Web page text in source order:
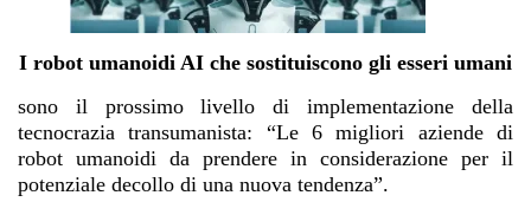
I robot umanoidi AI che sostituiscono gli esseri umani
sono il prossimo livello di implementazione della
tecnocrazia transumanista: “Le 6 migliori aziende di
robot umanoidi da prendere in considerazione per il
potenziale decollo di una nuova tendenza”.